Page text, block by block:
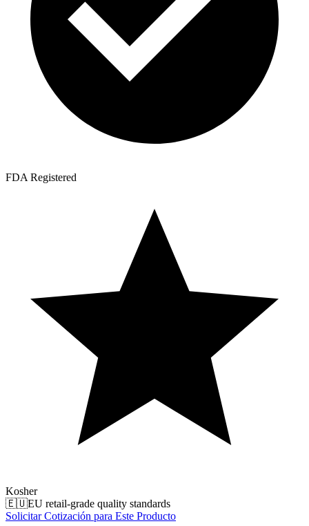
FDA Registered
Kosher
🇪🇺EU retail-grade quality standards
Solicitar Cotización para Este Producto